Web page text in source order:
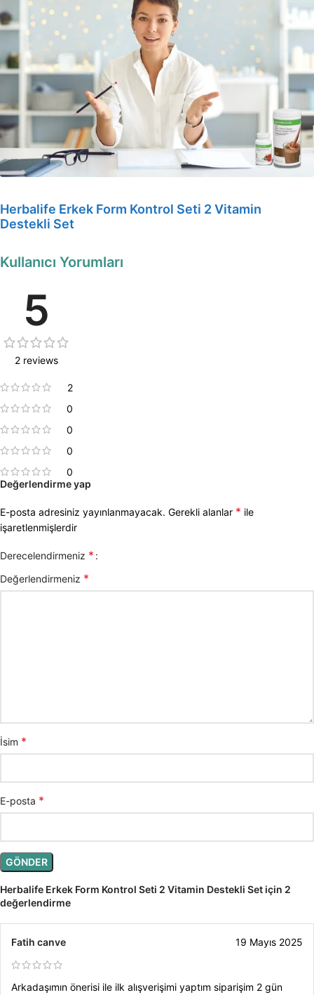
Herbalife Erkek Form Kontrol Seti 2 Vitamin
Destekli Set
Kullanıcı Yorumları
5
2 reviews
2
0
0
0
0
Herbalife Erkek Form Kontrol Seti 2 Vitamin Destekli Set için 2
değerlendirme
Fatih canve 19 Mayıs 2025
Arkadaşımın önerisi ile ilk alışverişimi yaptım siparişim 2 gün
Değerlendirme yap
E-posta adresiniz yayınlanmayacak. Gerekli alanlar * ile
işaretlenmişlerdir
Derecelendirmeniz *
Değerlendirmeniz *
İsim *
E-posta *